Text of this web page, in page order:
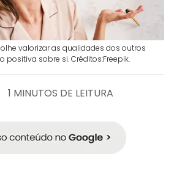
valorizar as qualidades dos outros
sobre si. Créditos:Freepik.
1 MINUTOS DE LEITURA